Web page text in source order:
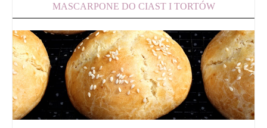
MASCARPONE DO CIAST I TORTÓW